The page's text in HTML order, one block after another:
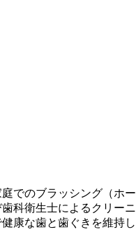
でのブラッシング（ホー
科衛生士によるクリーニ
康な歯と歯ぐきを維持し